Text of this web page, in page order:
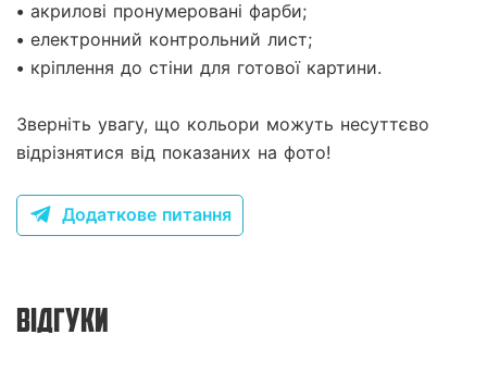
• акрилові пронумеровані фарби;
• електронний контрольний лист;
• кріплення до стіни для готової картини.
Зверніть увагу, що кольори можуть несуттєво
відрізнятися від показаних на фото!
Додаткове питання
ВІДГУКИ